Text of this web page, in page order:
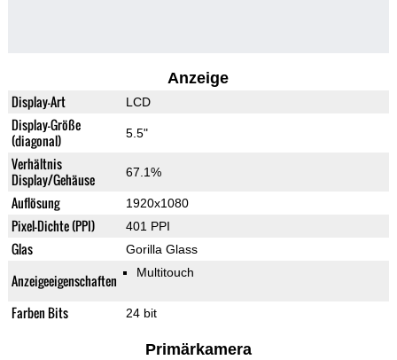
Anzeige
Display-Art LCD
Display-Größe
(diagonal)
5.5"
Verhältnis
Display/Gehäuse
67.1%
Auflösung 1920x1080
Pixel-Dichte (PPI) 401 PPI
Glas Gorilla Glass
Anzeigeeigenschaften Multitouch
Farben Bits 24 bit
Primärkamera